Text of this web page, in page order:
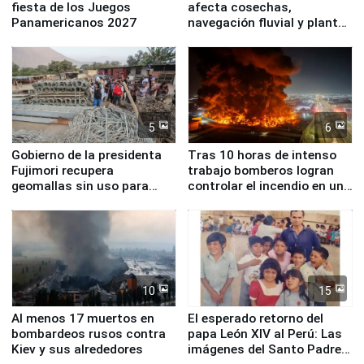
fiesta de los Juegos
Panamericanos 2027
afecta cosechas,
navegación fluvial y plantas
5
Gobierno de la presidenta
Fujimori recupera
geomallas sin uso para
Fenómeno El Niño
6
Tras 10 horas de intenso
trabajo bomberos logran
controlar el incendio en una
de Chile
10
Al menos 17 muertos en
bombardeos rusos contra
Kiev y sus alrededores
15
El esperado retorno del
papa León XIV al Perú: Las
imágenes del Santo Padre